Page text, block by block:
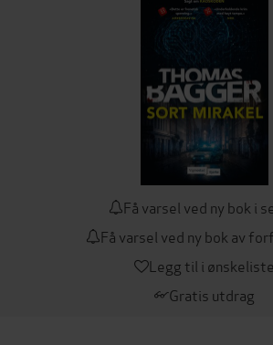
Få varsel ved ny bok i
Få varsel ved ny bok av
Legg til i ønskeliste
Gratis utdrag